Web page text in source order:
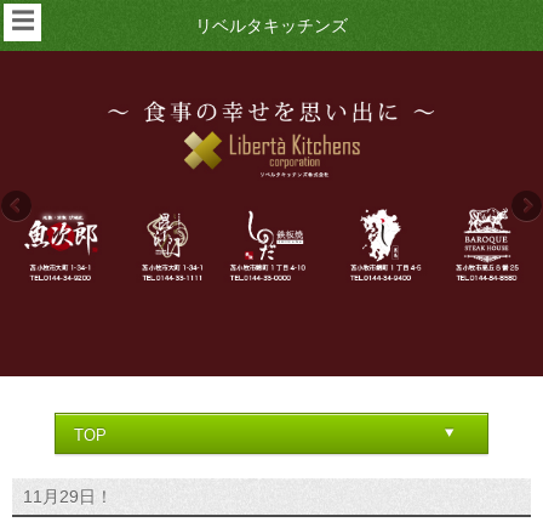
リベルタキッチンズ
☰
11月29日！